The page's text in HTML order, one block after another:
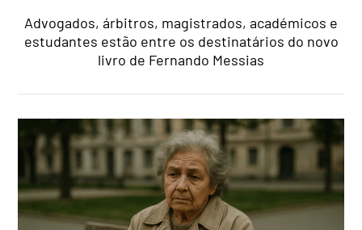
Advogados, árbitros, magistrados, académicos e
estudantes estão entre os destinatários do novo
livro de Fernando Messias